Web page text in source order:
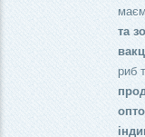
та
риб